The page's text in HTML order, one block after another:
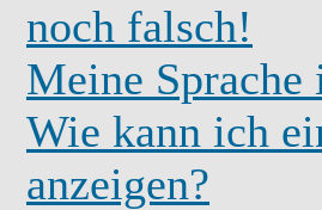
noch falsch!
Meine
Wie kann ich
anzeigen?